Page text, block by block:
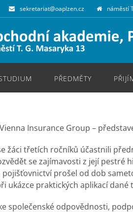
sekretariat@oaplzen.cz náměstí
PŘEDMĚTY
Insurance Group –
žáci třetích ročníků účastnili
se zajímavosti z její
prošel od dob
ukázce praktických aplikací dané
společenské odpovědnosti,